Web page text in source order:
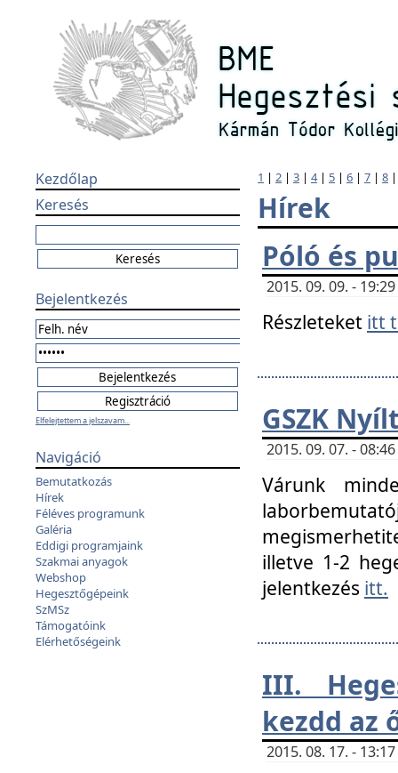
Kezdőlap
Keresés
Bejelentkezés
Elfelejtettem a jelszavam...
Navigáció
Bemutatkozás
Hírek
Féléves programunk
Galéria
Eddigi programjaink
Szakmai anyagok
Webshop
Hegesztőgépeink
SzMSz
Támogatóink
Elérhetőségeink
1 | 2 | 3 | 4| 5 | 6 | 7 | 8
Hírek
Póló és
2015. 09. 09. -
Részleteket itt
GSZK
2015. 09. 07. -
Várunk
illetve 1-2
jelentkezés itt.
III.
kezdd az
2015. 08. 17. -